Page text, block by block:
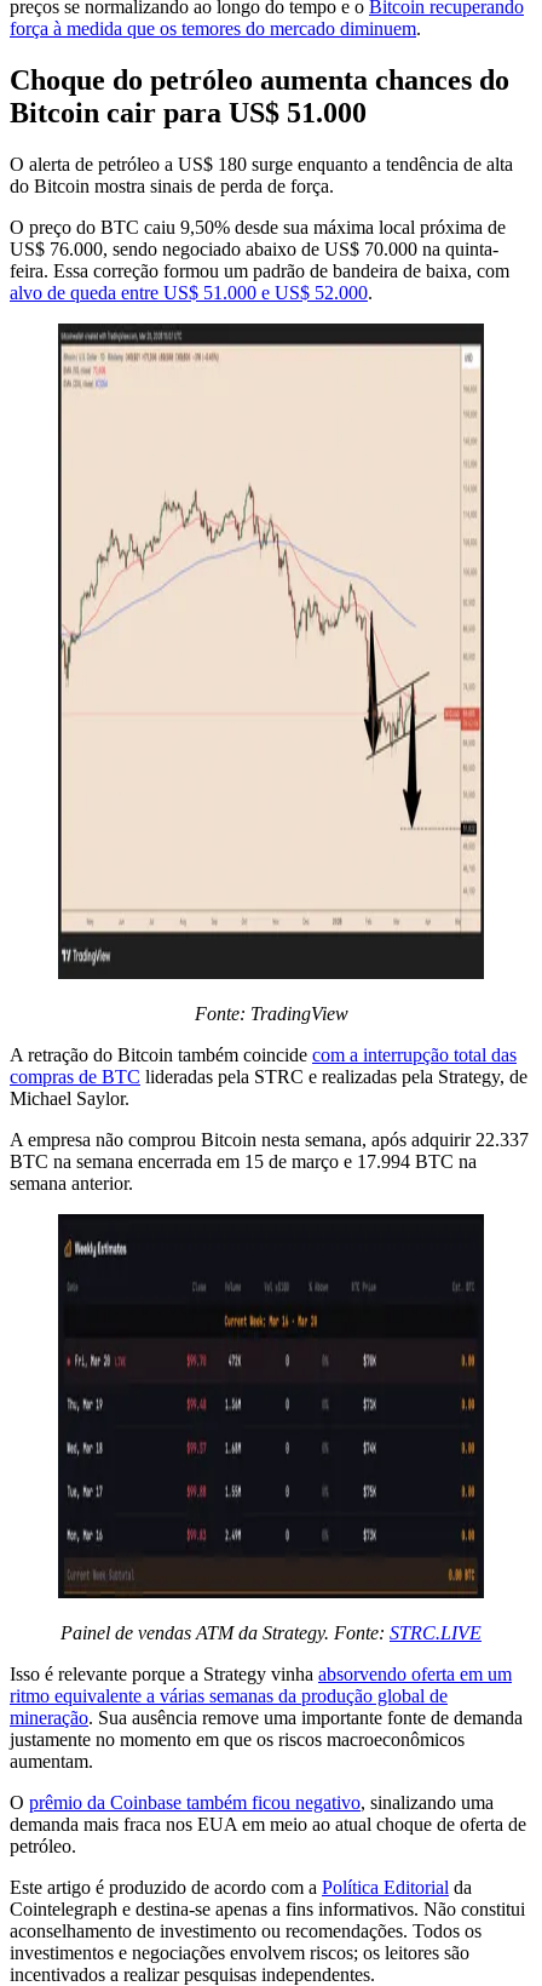
preços se normalizando ao longo do tempo e o Bitcoin recuperando
força à medida que os temores do mercado diminuem.
Choque do petróleo aumenta chances do
Bitcoin cair para US$ 51.000
O alerta de petróleo a US$ 180 surge enquanto a tendência de alta
do Bitcoin mostra sinais de perda de força.
O preço do BTC caiu 9,50% desde sua máxima local próxima de
US$ 76.000, sendo negociado abaixo de US$ 70.000 na quinta-
feira. Essa correção formou um padrão de bandeira de baixa, com
alvo de queda entre US$ 51.000 e US$ 52.000.
Fonte: TradingView
A retração do Bitcoin também coincide com a interrupção total das
compras de BTC lideradas pela STRC e realizadas pela Strategy, de
Michael Saylor.
A empresa não comprou Bitcoin nesta semana, após adquirir 22.337
BTC na semana encerrada em 15 de março e 17.994 BTC na
semana anterior.
Painel de vendas ATM da Strategy. Fonte: STRC.LIVE
Isso é relevante porque a Strategy vinha absorvendo oferta em um
ritmo equivalente a várias semanas da produção global de
mineração. Sua ausência remove uma importante fonte de demanda
justamente no momento em que os riscos macroeconômicos
aumentam.
O prêmio da Coinbase também ficou negativo, sinalizando uma
demanda mais fraca nos EUA em meio ao atual choque de oferta de
petróleo.
Este artigo é produzido de acordo com a Política Editorial da
Cointelegraph e destina-se apenas a fins informativos. Não constitui
aconselhamento de investimento ou recomendações. Todos os
investimentos e negociações envolvem riscos; os leitores são
incentivados a realizar pesquisas independentes.